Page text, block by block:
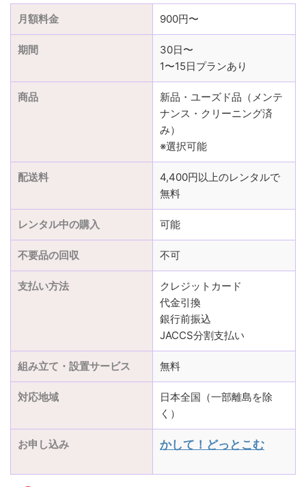
月額料金 900円〜
期間
30日〜
1〜15日プランあり
商品
新品・ユーズド品（メンテ
ナンス・クリーニング済
み）
※選択可能
配送料
4,400円以上のレンタルで
無料
レンタル中の購入 可能
不要品の回収 不可
支払い方法
クレジットカード
代金引換
銀行前振込
JACCS分割支払い
組み立て・設置サービス 無料
対応地域
日本全国（一部離島を除
く）
お申し込み かして！どっとこむ